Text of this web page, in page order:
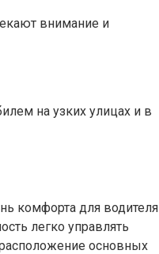
внимание и
на узких улицах и в
комфорта для водителя
легко управлять
основных